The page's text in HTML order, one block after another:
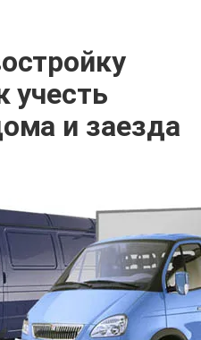
учесть
и заезда